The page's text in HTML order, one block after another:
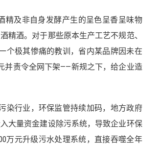
精及非自身发酵产生的呈色呈香呈味物
精酒。对于那些原本生产工艺不规范、
个极其惨痛的教训，省内某品牌因未在
并责令全网下架——新规之下，给企业造
染行业，环保监管持续加码，地方政府
大量资金建设除污系统，导致企业环保
万元升级污水处理系统，直接吞噬全年